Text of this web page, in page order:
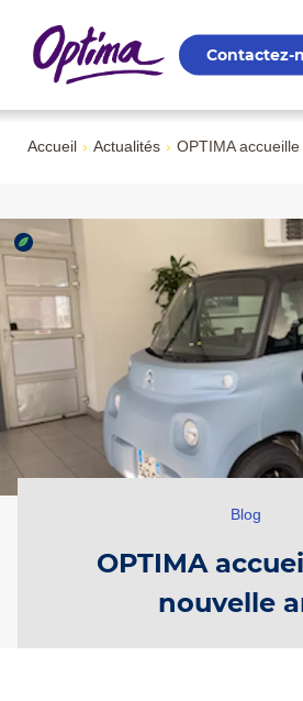
Contactez-
Accueil › Actualités › OPTIMA
Blog
OPTIMA
nouvelle